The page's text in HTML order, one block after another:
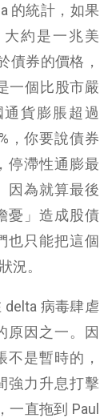
的統計，如果
約是一兆美
債券的價格，
一個比股市嚴
貨膨脹超過
，你要說債券
停滯性通膨最
因為就算最後
憂」造成股債
也只能把這個
況。
病毒肆虐
原因之一。因
是暫時的，
強力升息打擊
一直拖到 Paul